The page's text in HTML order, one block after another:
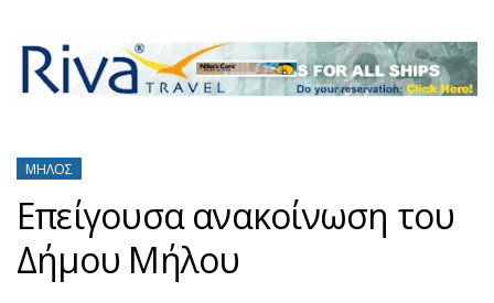
ΜΉΛΟΣ
Επείγουσα ανακοίνωση του
Δήμου Μήλου